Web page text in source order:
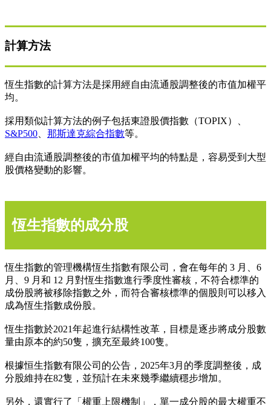
計算方法
恆生指數的計算方法是採用經自由流通股調整後的市值加權平
均。
採用類似計算方法的例子包括東證股價指數（TOPIX）、
S&P500
那斯達克綜合指數等。
經自由流通股調整後的市值加權平均的特點是，容易受到大型
股價格變動的影響。
恆生指數的成分股
恆生指數的管理機構恆生指數有限公司，會在每年的 3 月、6
月、9 月和 12 月對恆生指數進行季度性審核，不符合標準的
成份股將被移除指數之外，而符合審核標準的個股則可以移入
成為恆生指數成份股。
恆生指數於2021年起進行結構性改革，目標是逐步將成分股數
量由原本的約50隻，擴充至最終100隻。
根據恒生指數有限公司的公告，2025年3月的季度調整後，成
分股維持在82隻，並預計在未來幾季繼續穩步增加。
另外，還實行了「權重上限機制」，單一成分股的最大權重不